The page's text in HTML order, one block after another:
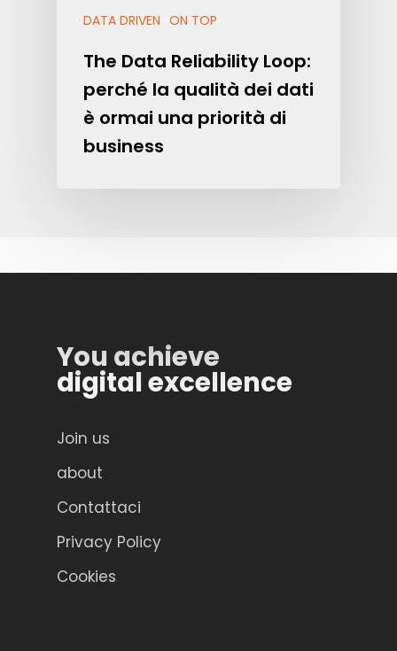
DATA DRIVEN ON TOP
The Data Reliability Loop:
perché la qualità dei dati
è ormai una priorità di
business
You achieve
digital excellence
Join us
about
Contattaci
Privacy Policy
Cookies